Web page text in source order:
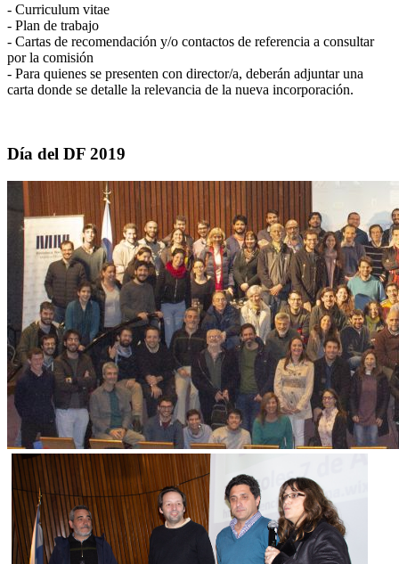
- Curriculum vitae
- Plan de trabajo
- Cartas de recomendación y/o contactos de referencia a consultar
por la comisión
- Para quienes se presenten con director/a, deberán adjuntar una
carta donde se detalle la relevancia de la nueva incorporación.
Día del DF 2019